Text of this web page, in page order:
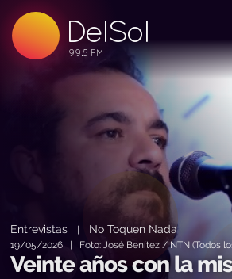
DelSol
99.5 FM
99.5 FM
99.5 FM
Entrevistas No Toquen Nada
19/05/2026 | Foto: José Benítez / NTN (Todos
Veinte años con la